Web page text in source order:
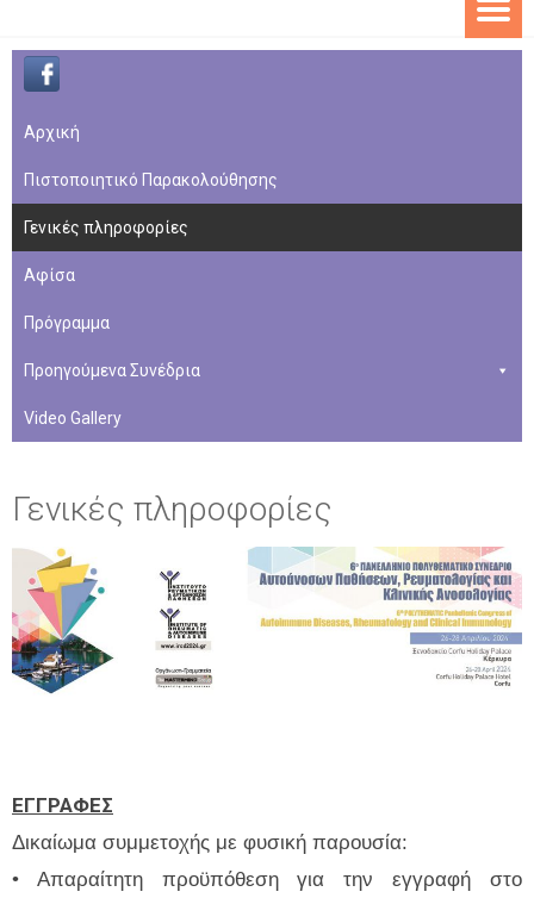
Aρχική
Πιστοποιητικό Παρακολούθησης
Γενικές πληροφορίες
Αφίσα
Πρόγραμμα
Προηγούμενα Συνέδρια
Video Gallery
Γενικές πληροφορίες
ΕΓΓΡΑΦΕΣ
Δικαίωμα συμμετοχής με φυσική παρουσία:
• Απαραίτητη προϋπόθεση για την εγγραφή στο